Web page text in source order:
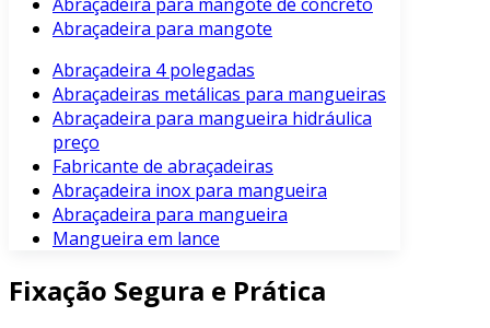
Abraçadeira para mangote
Abraçadeira 4 polegadas
Abraçadeiras metálicas para mangueiras
Abraçadeira para mangueira hidráulica
preço
Fabricante de abraçadeiras
Abraçadeira inox para mangueira
Abraçadeira para mangueira
Mangueira em lance
Fixação Segura e Prática